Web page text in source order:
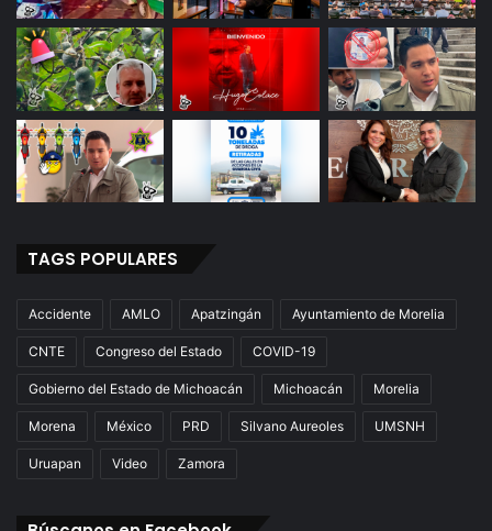
TAGS POPULARES
Accidente AMLO Apatzingán Ayuntamiento de Morelia
CNTE Congreso del Estado COVID-19
Gobierno del Estado de Michoacán Michoacán Morelia
Morena México PRD Silvano Aureoles UMSNH
Uruapan Video Zamora